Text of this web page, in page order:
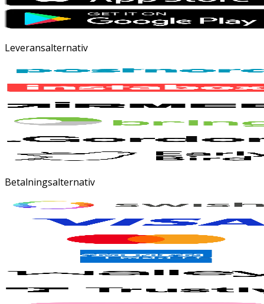
Leveransalternativ
Betalningsalternativ